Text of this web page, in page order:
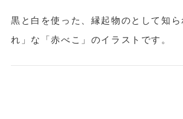
黒と白を使った、縁起物のとして知ら
れ」な「赤べこ」のイラストです。